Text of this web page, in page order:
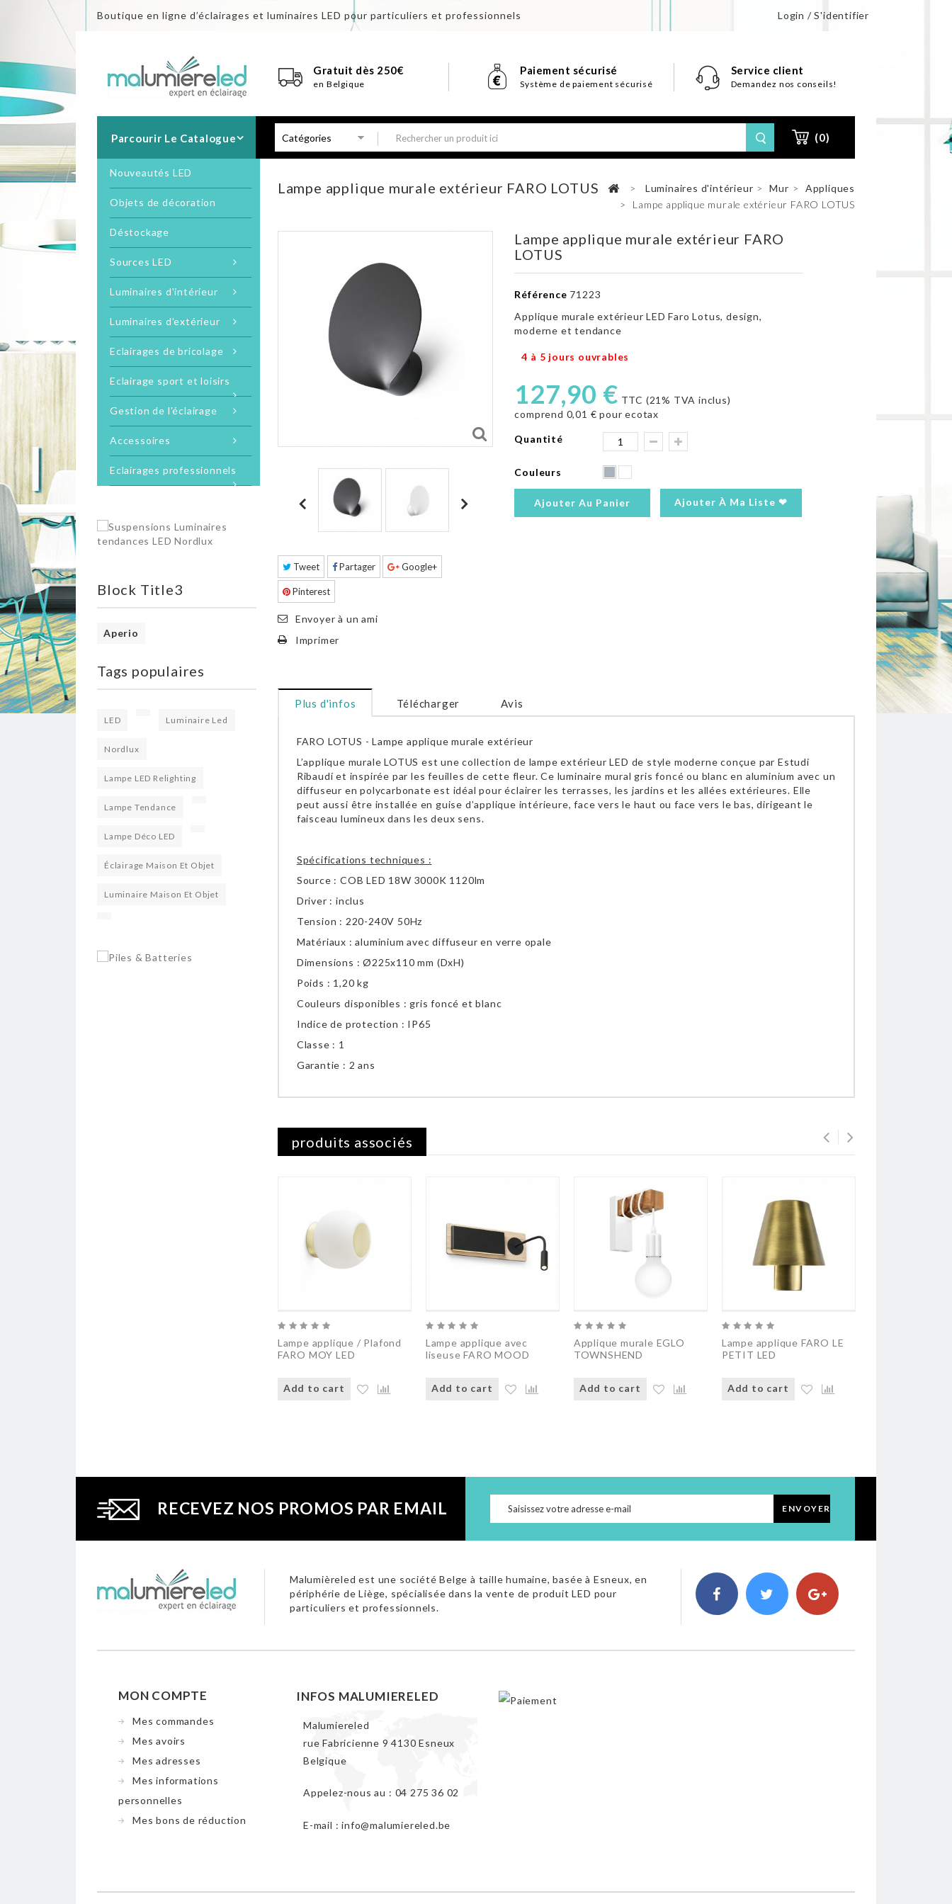
Login / S'identifier
Boutique en ligne d’éclairages et luminaires LED pour particuliers et professionnels
Gratuit dès 250€
en Belgique
Paiement sécurisé
Système de paiement sécurisé
Service client
Demandez nos conseils!
(0)
Parcourir Le Catalogue
Nouveautés LED
Objets de décoration
Déstockage
Sources LED
Luminaires d'intérieur
Luminaires d'extérieur
Eclairages de bricolage
Eclairage sport et loisirs
Gestion de l'éclairage
Accessoires
Eclairages professionnels
Block Title3
Aperio
Tags populaires
LED Luminaire Led
Nordlux
Lampe LED Relighting
Lampe Tendance
Lampe Déco LED
Éclairage Maison Et Objet
Luminaire Maison Et Objet
Lampe applique murale extérieur FARO LOTUS > Luminaires d'intérieur > Mur >
Appliques
>
Lampe applique murale extérieur FARO LOTUS
Tweet Partager Google+
Pinterest
Envoyer à un ami
Imprimer
Lampe applique murale extérieur FARO
LOTUS
Référence 71223
Applique murale extérieur LED Faro Lotus, design,
moderne et tendance
4 à 5 jours ouvrables
127,90 € TTC (21% TVA inclus)
comprend 0,01 € pour ecotax
Quantité
Couleurs
Ajouter Au Panier Ajouter À Ma Liste ❤
Plus d'infos Télécharger Avis
FARO LOTUS - Lampe applique murale extérieur
L’applique murale LOTUS est une collection de lampe extérieur LED de style moderne conçue par Estudi
Ribaudí et inspirée par les feuilles de cette fleur. Ce luminaire mural gris foncé ou blanc en aluminium avec un
diffuseur en polycarbonate est idéal pour éclairer les terrasses, les jardins et les allées extérieures. Elle
peut aussi être installée en guise d’applique intérieure, face vers le haut ou face vers le bas, dirigeant le
faisceau lumineux dans les deux sens.
Spécifications techniques :
Source : COBLED 18W 3000K 1120lm
Driver : inclus
Tension : 220-240V 50Hz
Matériaux : aluminium avec diffuseur en verre opale
Dimensions :Ø225x110 mm (DxH)
Poids : 1,20 kg
Couleurs disponibles : gris foncé et blanc
Indice de protection : IP65
Classe : 1
Garantie : 2 ans
produits associés
Lampe applique / Plafond
FARO MOY LED
Add to cart
Lampe applique avec
liseuse FARO MOOD
Add to cart
Applique murale EGLO
TOWNSHEND
Add to cart
Lampe applique FARO LE
PETIT LED
Add to cart
RECEVEZ NOS PROMOS PAR EMAIL ENVOYER
Malumièreled est une société Belge à taille humaine, basée à Esneux, en
périphérie de Liège, spécialisée dans la vente de produit LED pour
particuliers et professionnels.
MON COMPTE
Mes commandes
Mes avoirs
Mes adresses
Mes informations
personnelles
Mes bons de réduction
INFOS MALUMIERELED
Malumiereled
rue Fabricienne 9 4130 Esneux
Belgique
Appelez-nous au : 04 275 36 02
E-mail :info@malumiereled.be